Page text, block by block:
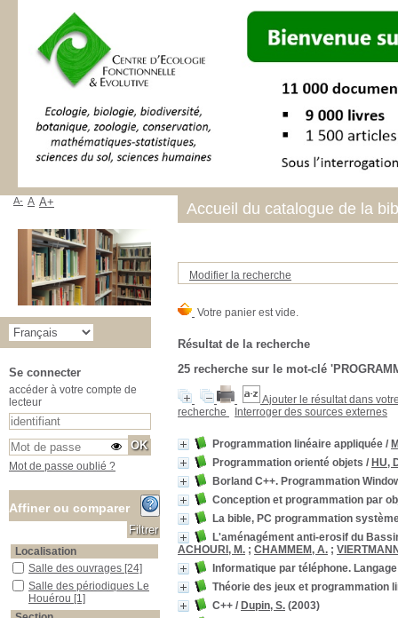
Modifier la recherche
Résultat de la recherche
25 recherche sur le mot-clé
Ajouter le résultat dans
recherche
Interroger des sources externes
Programmation linéaire appliquée /
Programmation orienté objets / HU,
Borland C++. Programmation
Conception et programmation par
La bible, PC programmation
L'aménagément anti-erosif du
ACHOURI, M. ; CHAMMEM, A. ;
Informatique par téléphone.
Théorie des jeux et programmation
C++ / Dupin, S. (2003)
Accueil du catalogue de la
A- A A+
Se connecter
accéder à votre compte de
lecteur
Mot de passe oublié ?
Affiner ou comparer
Localisation
Salle des ouvrages
Salle des ouvrages [24]
Salle des périodiques Le Houérou
Salle des périodiques Le
Houérou [1]